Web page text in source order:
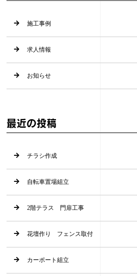
施工事例
求人情報
お知らせ
最近の投稿
チラシ作成
自転車置場組立
2階テラス 門扉工事
花壇作り フェンス取付
カーポート組立